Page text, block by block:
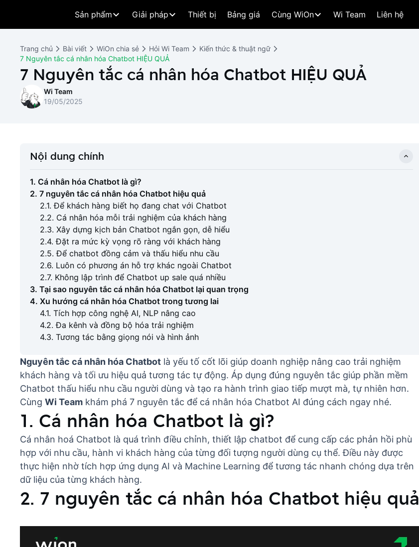
Sản phẩm Giải pháp Thiết bị Bảng giá Cùng WiOn Wi Team Liên hệ
Trang chủ Bài viết WiOn chia sẻ Hỏi Wi Team
Kiến thức & thuật ngữ
7 Nguyên tắc cá nhân hóa Chatbot HIỆU QUẢ
7 Nguyên tắc cá nhân hóa Chatbot HIỆU QUẢ
Wi Team
19/05/2025
Nội dung chính
1. Cá nhân hóa Chatbot là gì?
2. 7 nguyên tắc cá nhân hóa Chatbot hiệu quả
2.1. Để khách hàng biết họ đang chat với Chatbot
2.2. Cá nhân hóa mỗi trải nghiệm của khách hàng
2.3. Xây dựng kịch bản Chatbot ngắn gọn, dễ hiểu
2.4. Đặt ra mức kỳ vọng rõ ràng với khách hàng
2.5. Để chatbot đồng cảm và thấu hiểu nhu cầu
2.6. Luôn có phương án hỗ trợ khác ngoài Chatbot
2.7. Không lập trình để Chatbot up sale quá nhiều
3. Tại sao nguyên tắc cá nhân hóa Chatbot lại quan trọng
4. Xu hướng cá nhân hóa Chatbot trong tương lai
4.1. Tích hợp công nghệ AI, NLP nâng cao
4.2. Đa kênh và đồng bộ hóa trải nghiệm
4.3. Tương tác bằng giọng nói và hình ảnh
Nguyên tắc cá nhân hóa Chatbot là yếu tố cốt lõi giúp doanh nghiệp nâng cao trải nghiệm
khách hàng và tối ưu hiệu quả tương tác tự động. Áp dụng đúng nguyên tắc giúp phần mềm
Chatbot thấu hiểu nhu cầu người dùng và tạo ra hành trình giao tiếp mượt mà, tự nhiên hơn.
Cùng Wi Team khám phá 7 nguyên tắc để cá nhân hóa Chatbot AI đúng cách ngay nhé.
1. Cá nhân hóa Chatbot là gì?
Cá nhân hoá Chatbot là quá trình điều chỉnh, thiết lập chatbot để cung cấp các phản hồi phù
hợp với nhu cầu, hành vi khách hàng của từng đối tượng người dùng cụ thể. Điều này được
thực hiện nhờ tích hợp ứng dụng AI và Machine Learning để tương tác nhanh chóng dựa trên
dữ liệu của từng khách hàng.
2. 7 nguyên tắc cá nhân hóa Chatbot hiệu quả